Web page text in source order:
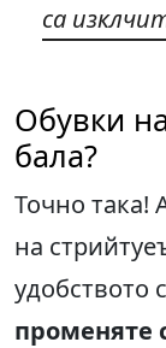
са
Обувки
бала?
Точно така!
на
удобството
променяте